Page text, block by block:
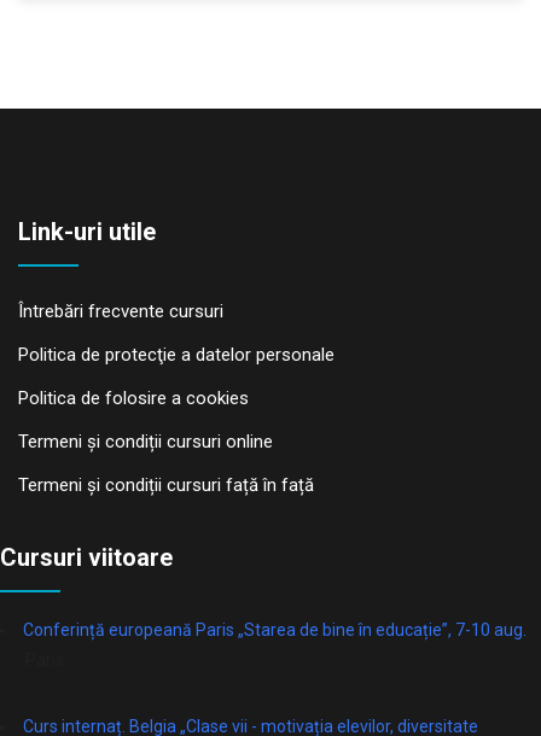
Link-uri utile
Întrebări frecvente cursuri
Politica de protecţie a datelor personale
Politica de folosire a cookies
Termeni și condiții cursuri online
Termeni și condiții cursuri față în față
Cursuri viitoare
Conferință europeană Paris „Starea de bine în educație”, 7-10 aug.
Curs internaț. Belgia „Clase vii - motivația elevilor, diversitate